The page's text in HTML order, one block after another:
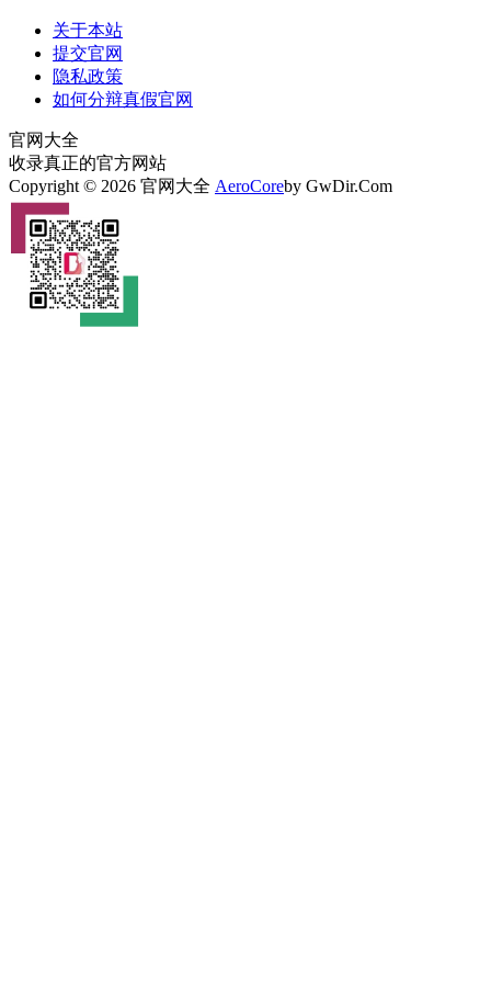
关于本站
提交官网
隐私政策
如何分辩真假官网
官网大全
收录真正的官方网站
Copyright © 2026 官网大全 AeroCoreby GwDir.Com